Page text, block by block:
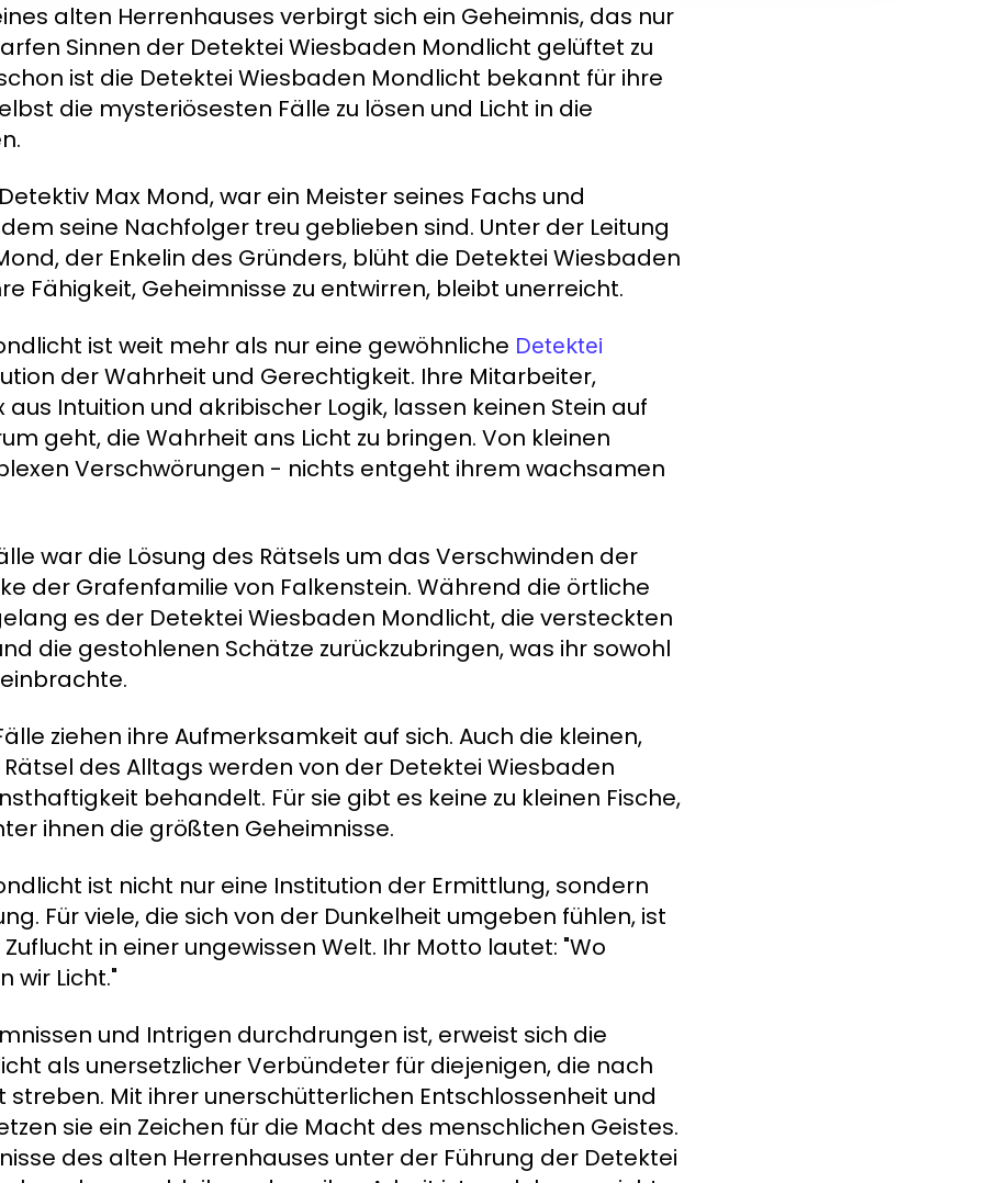
alten Herrenhauses verbirgt sich ein Geheimnis, das nur
Sinnen der Detektei Wiesbaden Mondlicht gelüftet zu
ist die Detektei Wiesbaden Mondlicht bekannt für ihre
die mysteriösesten Fälle zu lösen und Licht in die
Max Mond, war ein Meister seines Fachs und
seine Nachfolger treu geblieben sind. Unter der Leitung
der Enkelin des Gründers, blüht die Detektei Wiesbaden
Fähigkeit, Geheimnisse zu entwirren, bleibt unerreicht.
ist weit mehr als nur eine gewöhnliche Detektei
der Wahrheit und Gerechtigkeit. Ihre Mitarbeiter,
Intuition und akribischer Logik, lassen keinen Stein auf
geht, die Wahrheit ans Licht zu bringen. Von kleinen
Verschwörungen - nichts entgeht ihrem wachsamen
war die Lösung des Rätsels um das Verschwinden der
der Grafenfamilie von Falkenstein. Während die örtliche
es der Detektei Wiesbaden Mondlicht, die versteckten
die gestohlenen Schätze zurückzubringen, was ihr sowohl
ziehen ihre Aufmerksamkeit auf sich. Auch die kleinen,
des Alltags werden von der Detektei Wiesbaden
behandelt. Für sie gibt es keine zu kleinen Fische,
ihnen die größten Geheimnisse.
ist nicht nur eine Institution der Ermittlung, sondern
Für viele, die sich von der Dunkelheit umgeben fühlen, ist
in einer ungewissen Welt. Ihr Motto lautet: "Wo
wir Licht."
und Intrigen durchdrungen ist, erweist sich die
als unersetzlicher Verbündeter für diejenigen, die nach
Mit ihrer unerschütterlichen Entschlossenheit und
sie ein Zeichen für die Macht des menschlichen Geistes.
des alten Herrenhauses unter der Führung der Detektei